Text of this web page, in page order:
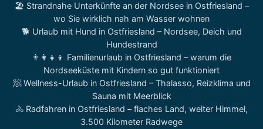
🏖️ Strandnahe Unterkünfte an der Nordsee in Ostfriesland –
wo Sie wirklich nah am Wasser wohnen
🐕 Urlaub mit Hund in Ostfriesland – Nordsee, Deich und
Hundestrand
👨‍👩‍👧‍👦 Familienurlaub in Ostfriesland – warum die
Nordseeküste mit Kindern so gut funktioniert
🧖 Wellness-Urlaub in Ostfriesland – Thalasso, Reizklima und
Sauna mit Meerblick
🚴 Radfahren in Ostfriesland – flaches Land, weiter Himmel,
3.500 Kilometer Radwege